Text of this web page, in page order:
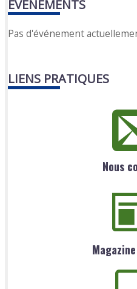
EVENEMENTS
Pas d'événement
LIENS PRATIQUES
Nous